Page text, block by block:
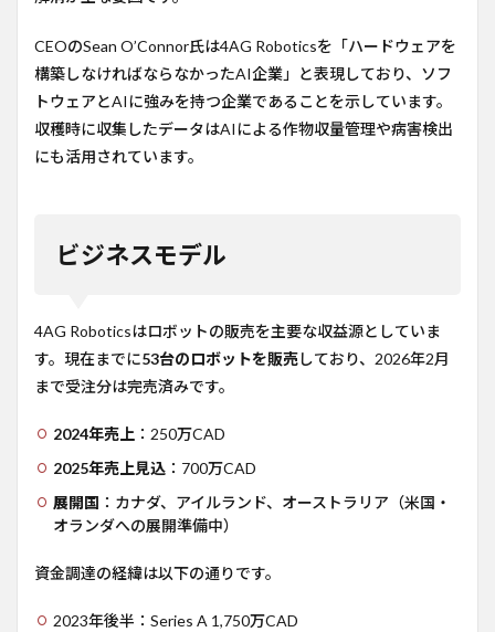
CEOのSean O’Connor氏は4AG Roboticsを「ハードウェアを
構築しなければならなかったAI企業」と表現しており、ソフ
トウェアとAIに強みを持つ企業であることを示しています。
収穫時に収集したデータはAIによる作物収量管理や病害検出
にも活用されています。
ビジネスモデル
4AG Roboticsはロボットの販売を主要な収益源としていま
す。現在までに53台のロボットを販売しており、2026年2月
まで受注分は完売済みです。
2024年売上 ：250万CAD
2025年売上見込 ：700万CAD
展開国 ：カナダ、アイルランド、オーストラリア（米国・
オランダへの展開準備中）
資金調達の経緯は以下の通りです。
2023年後半：Series A 1,750万CAD